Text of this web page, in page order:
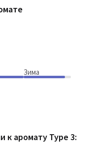
Зима
к аромату Type 3: